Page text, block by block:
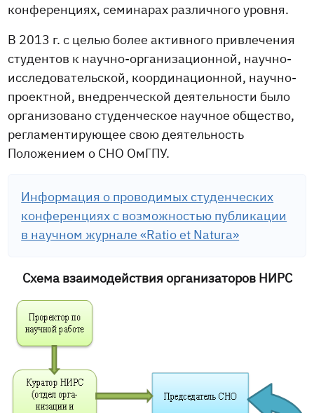
конференциях, семинарах различного уровня.
В 2013 г. с целью более активного привлечения
студентов к научно-организационной, научно-
исследовательской, координационной, научно-
проектной, внедренческой деятельности было
организовано студенческое научное общество,
регламентирующее свою деятельность
Положением о СНО ОмГПУ.
Информация о проводимых студенческих
конференциях с возможностью публикации
в научном журнале «Ratio et Natura»
Схема взаимодействия организаторов НИРС